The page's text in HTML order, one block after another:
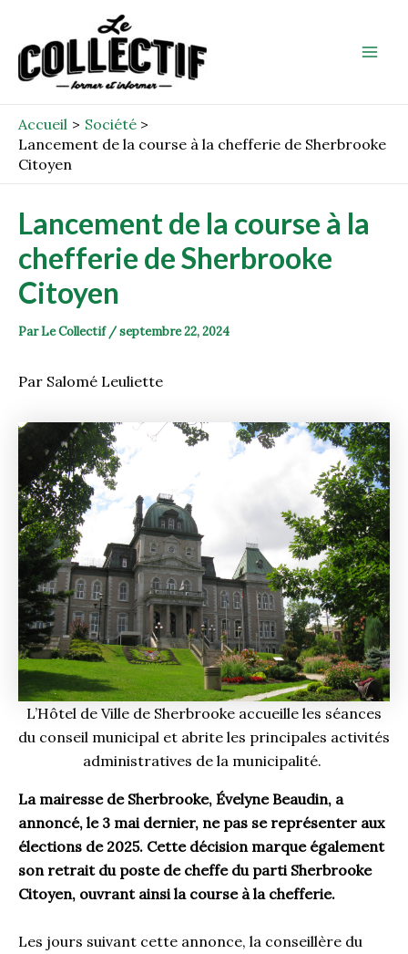
contenu
Accueil
Société
Lancement de la course à la chefferie de Sherbrooke
Citoyen
Lancement de la course à la
chefferie de Sherbrooke
Citoyen
ParLe Collectif /septembre 22, 2024
Par Salomé Leuliette
L’Hôtel de Ville de Sherbrooke accueille les séances
du conseil municipal et abrite les principales activités
administratives de la municipalité.
La mairesse de Sherbrooke, Évelyne Beaudin, a
annoncé, le 3 mai dernier, ne pas se représenter aux
élections de 2025. Cette décision marque également
son retrait du poste de cheffe du parti Sherbrooke
Citoyen, ouvrant ainsi la course à la chefferie.
Les jours suivant cette annonce, la conseillère du
navigation